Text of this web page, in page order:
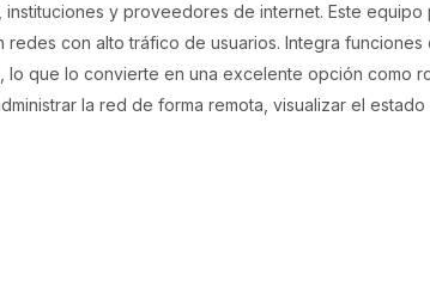
y proveedores de internet. Este
con alto tráfico de usuarios. Integra
que lo convierte en una excelente opción como
la red de forma remota, visualizar el